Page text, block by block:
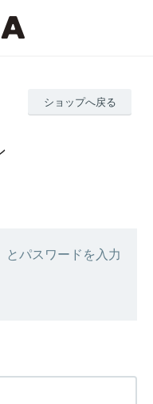
ショップへ戻る
とパスワードを入力